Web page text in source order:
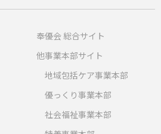
奉優会 総合サイト
他事業本部サイト
地域包括ケア事業本部
優っくり事業本部
社会福祉事業本部